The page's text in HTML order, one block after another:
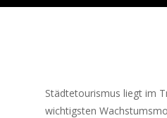
Städtetourismus liegt im
wichtigsten